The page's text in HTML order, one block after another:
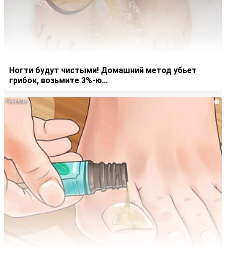
Ногти будут чистыми! Домашний метод убьет
грибок, возьмите 3%-ю…
i